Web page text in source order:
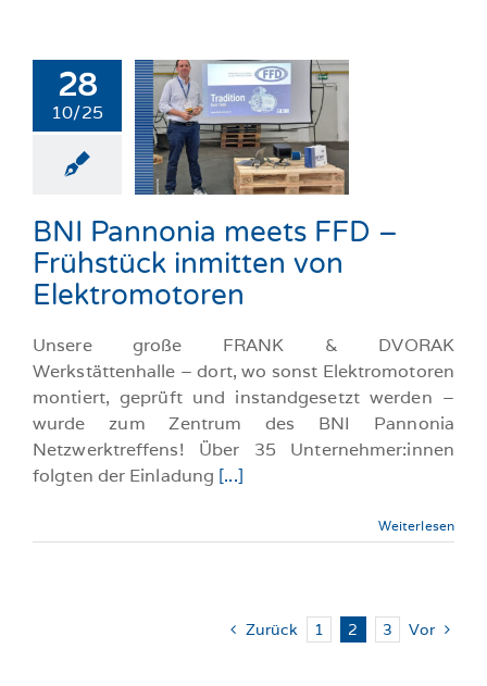
28
10/25
FFD –
von
News
BNI Pannonia meets FFD –
Frühstück inmitten von
Elektromotoren
Unsere große FRANK & DVORAK
Werkstättenhalle – dort, wo sonst Elektromotoren
montiert, geprüft und instandgesetzt werden –
wurde zum Zentrum des BNI Pannonia
Netzwerktreffens! Über 35 Unternehmer:innen
folgten der Einladung [...]
Weiterlesen
Zurück 1 2 3 Vor